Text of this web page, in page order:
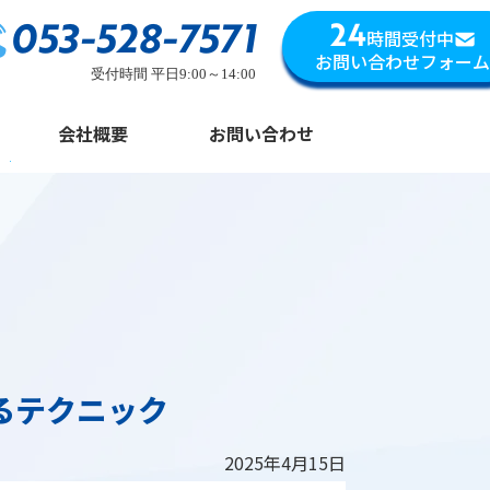
053-528-7571
受付時間 平日9:00～14:00
24時間受付中
お問い合わせフォーム
会社概要 お問い合わせ
テクニック
2025年4月15日